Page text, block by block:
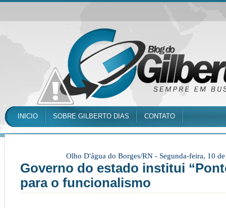
INICIO SOBRE GILBERTO DIAS CONTATO
Olho D'água do Borges/RN - Segunda-feira, 10
Governo do estado institui
para o funcionalismo